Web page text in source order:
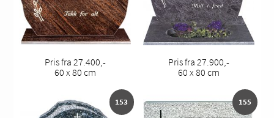
Pris fra 27.400,-
60 x 80 cm
Pris fra 27.900,-
60 x 80 cm
153 155